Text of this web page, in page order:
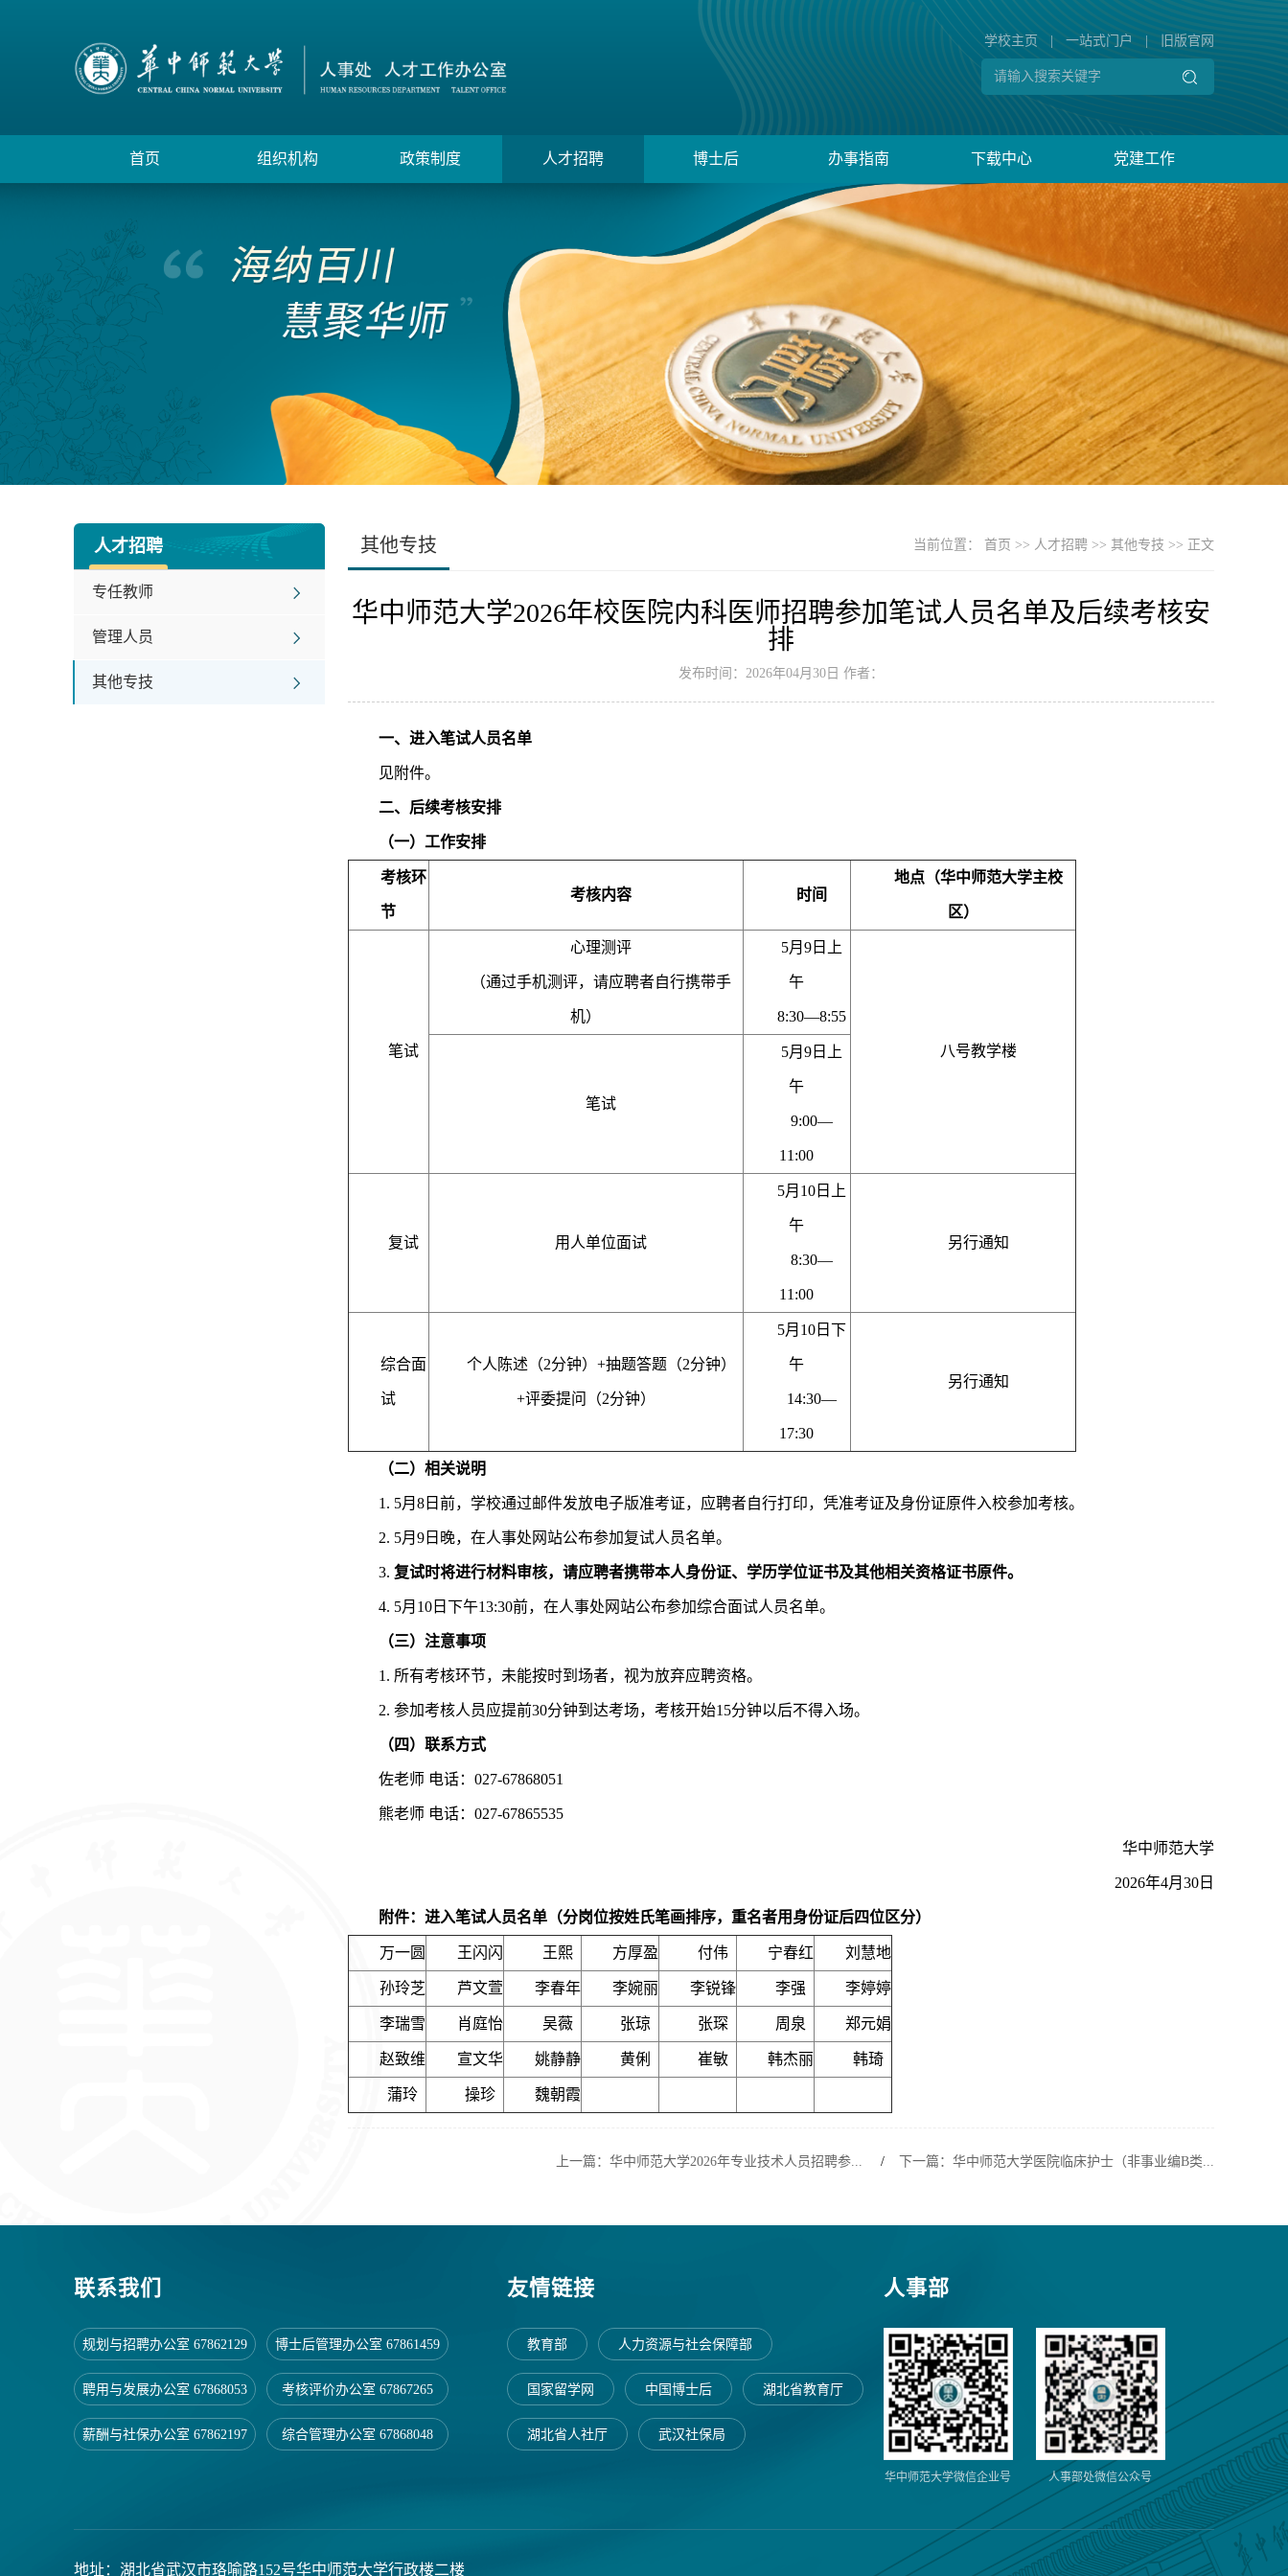
首页 组织机构 政策制度 人才招聘 博士后 办事指南 下载中心 党建工作
学校主页 一站式门户 旧版官网
人才招聘
专任教师
管理人员
其他专技
其他专技 当前位置： 首页 >> 人才招聘 >> 其他专技 >> 正文
华中师范大学2026年校医院内科医师招聘参加笔试人员名单及后续考核安
排
发布时间：2026年04月30日 作者：
一、进入笔试人员名单
见附件。
二、后续考核安排
（一） 工作安排
考核环
节
考核内容 时间
地点（华中师范大学主校
区）
笔试
心理测评
（通过手机测评，请应聘者自行携带手
机）
5月9日上
午
8:30—8:55
八号教学楼
笔试
5月9日上
午
9:00—
11:00
复试 用人单位面试
5月10日上
午
8:30—
11:00
另行通知
综合面
试
个人陈述（2分钟）+抽题答题（2分钟）
+评委提问（2分钟）
5月10日下
午
14:30—
17:30
另行通知
（二） 相关说明
1. 5月8日前，学校通过邮件发放电子版准考证，应聘者自行打印，凭准考证及身份证原件入校参加考核。
2. 5月9日晚，在人事处网站公布参加复试人员名单。
3. 复试时将进行材料审核，请应聘者携带本人身份证、学历学位证书及其他相关资格证书原件。
4. 5月10日下午13:30前，在人事处网站公布参加综合面试人员名单。
（三） 注意事项
1. 所有考核环节，未能按时到场者，视为放弃应聘资格。
2. 参加考核人员应提前30分钟到达考场，考核开始15分钟以后不得入场。
（四）联系方式
佐老师 电话：027-67868051
熊老师 电话：027-67865535
华中师范大学
2026年4月30日
附件： 进入笔试人员名单（分岗位按姓氏笔画排序，重名者用身份证后四位区分）
万一圆 王闪闪 王熙 方厚盈 付伟 宁春红 刘慧地
孙玲芝 芦文萱 李春年 李婉丽 李锐锋 李强 李婷婷
李瑞雪 肖庭怡 吴薇 张琼 张琛 周泉 郑元娟
赵致维 宣文华 姚静静 黄俐 崔敏 韩杰丽 韩琦
蒲玲 操珍 魏朝霞
上一篇：华中师范大学2026年专业技术人员招聘参... / 下一篇：华中师范大学医院临床护士（非事业编B类...
联系我们
规划与招聘办公室 67862129 博士后管理办公室 67861459
聘用与发展办公室 67868053 考核评价办公室 67867265
薪酬与社保办公室 67862197 综合管理办公室 67868048
友情链接
教育部 人力资源与社会保障部
国家留学网 中国博士后 湖北省教育厅
湖北省人社厅 武汉社保局
人事部
华中师范大学微信企业号 人事部处微信公众号
地址：湖北省武汉市珞喻路152号华中师范大学行政楼二楼